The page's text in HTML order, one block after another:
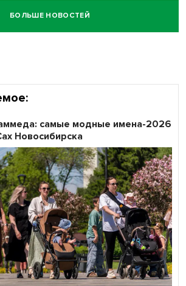
БОЛЬШЕ НОВОСТЕЙ
самые модные имена-2026
Новосибирска